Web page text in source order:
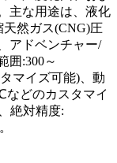
主な用途は、液化
然ガス(CNG)圧
アドベンチャー/
囲:300～
マイズ可能)、動
どのカスタマイ
絶対精度: